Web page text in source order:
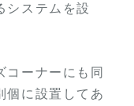
システムを設
コーナーにも同
個に設置してあ